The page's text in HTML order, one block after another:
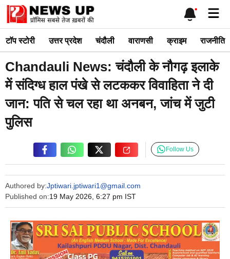
Skip
content
टाॅप स्टोरी उत्तर प्रदेश चंदौली वाराणसी क्राइम राजनीति
Chandauli News: चंदौली के नौगढ़ इलाके
में संदिग्ध हाल पंखे से लटककर विवाहिता ने दी
जान: पति से चल रहा था अनबन, जांच में जुटी
पुलिस
Authored by:Jptiwari.jptiwari1@gmail.com
Published on:19 May 2026, 6:27 pm IST
Follow Us